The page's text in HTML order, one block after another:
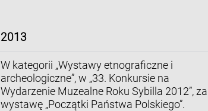
2013
W kategorii „Wystawy etnograficzne i
archeologiczne”, w „33. Konkursie na
Wydarzenie Muzealne Roku Sybilla 2012”, za
wystawę „Początki Państwa Polskiego”.